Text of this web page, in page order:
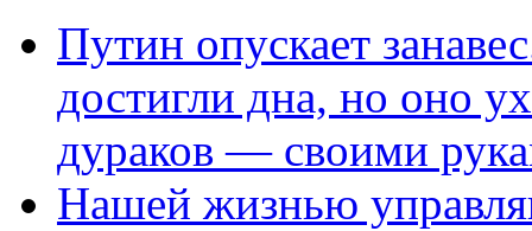
Путин опускает
достигли дна, но оно
дураков — своими
Нашей жизнью